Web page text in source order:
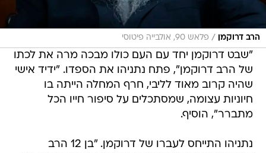
הרב דרוקמן / פלאש 90, אולבייה פיטוסי
"שבט דרוקמן יחד עם העם כולו מבכה מרה את לכתו
של הרב דרוקמן", פתח נתניהו את הספדו. "ידיד אישי
שהיה קרוב מאוד לליבי, חרף המחלה הייתה בו
חיוניות עצומה, שמסתכלים על סיפור חייו הכל
מתברר", הוסיף.
נתניהו התייחס לעברו של דרוקמן. "בן 12 הרב